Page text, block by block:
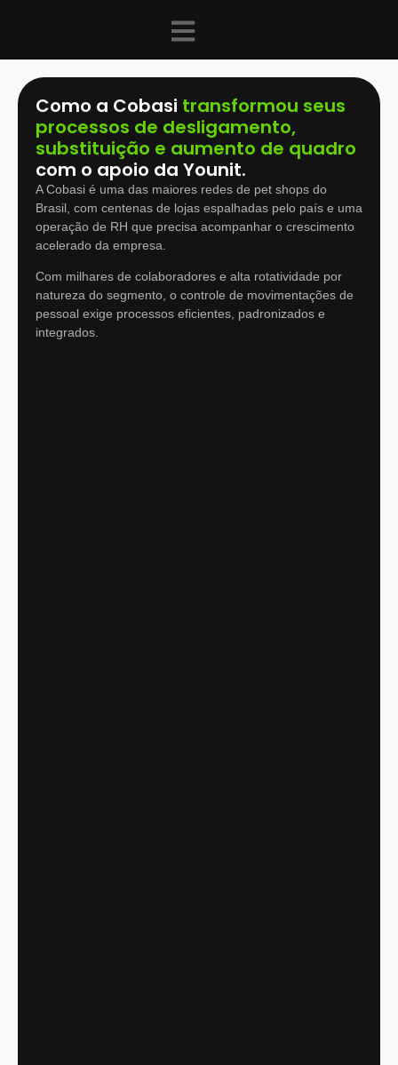
Como a Cobasi transformou seus
processos de desligamento,
substituição e aumento de quadro
com o apoio da Younit.
A Cobasi é uma das maiores redes de pet shops do
Brasil, com centenas de lojas espalhadas pelo país e uma
operação de RH que precisa acompanhar o crescimento
acelerado da empresa.
Com milhares de colaboradores e alta rotatividade por
natureza do segmento, o controle de movimentações de
pessoal exige processos eficientes, padronizados e
integrados.